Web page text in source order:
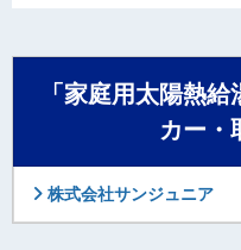
「家庭用太陽熱
カー・
株式会社サンジュニア